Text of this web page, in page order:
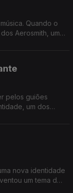
Quando o
Aerosmith, uma
pelos guiões
um dos
nova identidade
um tema do